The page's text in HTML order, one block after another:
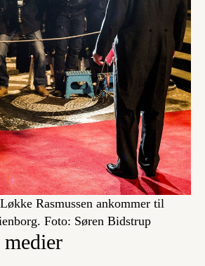
Rasmussen ankommer til
Foto: Søren Bidstrup